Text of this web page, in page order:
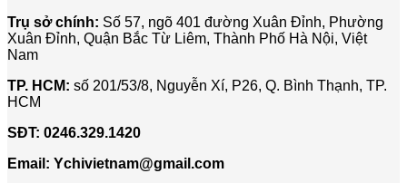
Trụ sở chính: Số 57, ngõ 401 đường Xuân Đỉnh, Phường
Xuân Đỉnh, Quận Bắc Từ Liêm, Thành Phố Hà Nội, Việt
Nam
TP. HCM: số 201/53/8, Nguyễn Xí, P26, Q. Bình Thạnh, TP.
HCM
SĐT: 0246.329.1420
Email: Ychivietnam@gmail.com